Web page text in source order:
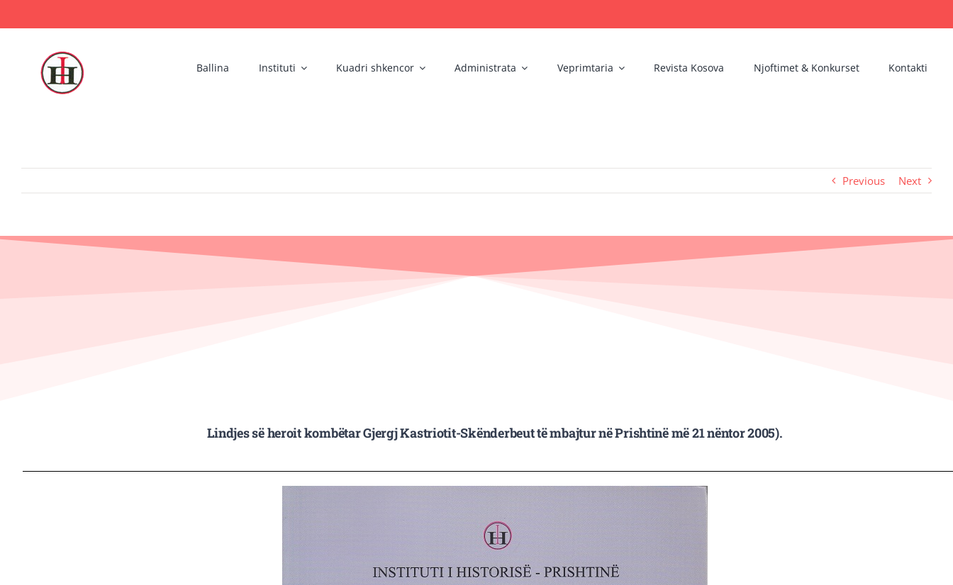
to
Ballina Instituti Kuadri shkencor Administrata Veprimtaria Revista Kosova Njoftimet & Konkurset Kontakti
Previous Next
Lindjes së heroit kombëtar Gjergj Kastriotit-Skënderbeut të mbajtur në Prishtinë më 21 nëntor 2005).